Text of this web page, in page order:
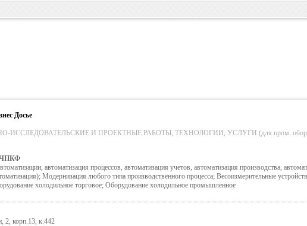
Досье
ИССЛЕДОВАТЕЛЬСКИЕ И ПРОЕКТНЫЕ РАБОТЫ, ТЕХНОЛОГИИ, УСЛУГИ (для пром.
автоматизация процессов, автоматизация учетов, автоматизация производства,
Модернизация любого типа производственного процесса; Весоизмерительные
холодильное торговое; Оборудование холодильное промышленное
2, корп.13, к.442